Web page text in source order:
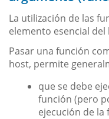
La utilización de las
elemento esencial del
Pasar una función
host, permite
que se debe
función (pero
ejecución de la